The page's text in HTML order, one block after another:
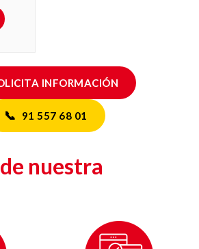
INFORMACIÓN
📞 91 557 68 01
nuestra